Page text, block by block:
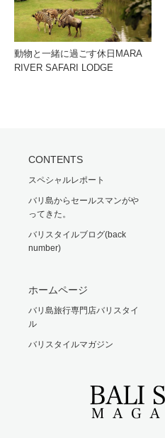
動物と一緒に過ごす休日MARA
RIVER SAFARI LODGE
CONTENTS
スペシャルレポート
バリ島からセールスマンがや
ってきた。
バリスタイルブログ(back
number)
ホームページ
バリ島旅行専門店バリスタイ
ル
バリスタイルマガジン